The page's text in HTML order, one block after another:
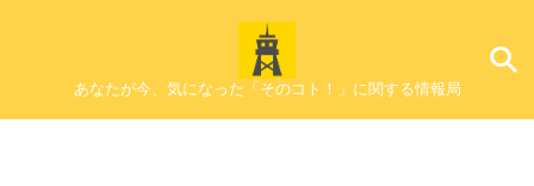
あなたが今、気になった「そのコト！」に関する情報局